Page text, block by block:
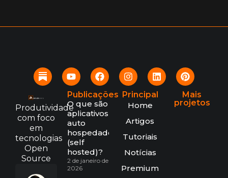
Produtividade
com foco
em
tecnologias
Open
Source
Publicações
O que são
aplicativos
auto
hospedados
(self
hosted)?
2 de janeiro de
2026
Principal
Home
Artigos
Tutoriais
Notícias
Premium
Mais
projetos